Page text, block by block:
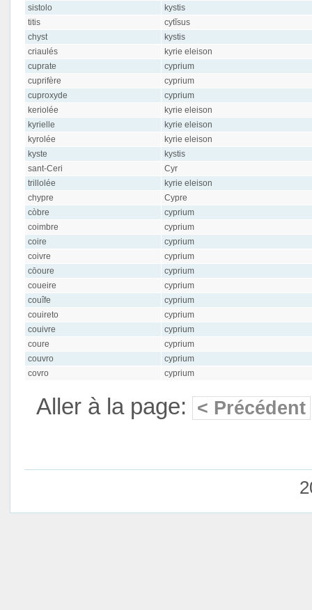
sistolo
kystis
titis
cytĭsus
chyst
kystis
criaulés
kyrie eleison
cuprate
cyprium
cuprifère
cyprium
cuproxyde
cyprium
keriolée
kyrie eleison
kyrielle
kyrie eleison
kyrolée
kyrie eleison
kyste
kystis
sant-Ceri
Cyr
trillolée
kyrie eleison
chypre
Cypre
còbre
cyprium
coimbre
cyprium
coire
cyprium
coivre
cyprium
cōoure
cyprium
coueire
cyprium
couîfe
cyprium
couireto
cyprium
couivre
cyprium
coure
cyprium
couvro
cyprium
covro
cyprium
Aller à la page: < Précédent